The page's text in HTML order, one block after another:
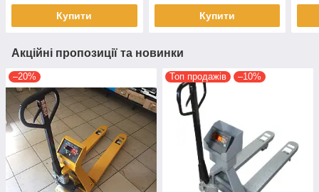
Купити Купити
Акційні пропозиції та новинки
–20% Топ продажів –10%